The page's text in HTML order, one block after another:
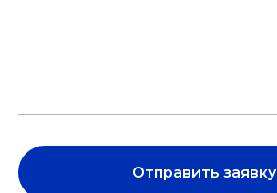
Отправить заявку